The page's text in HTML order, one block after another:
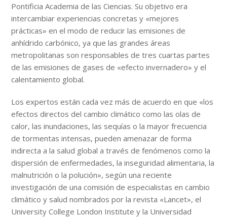
Pontificia Academia de las Ciencias. Su objetivo era
intercambiar experiencias concretas y «mejores
prácticas» en el modo de reducir las emisiones de
anhídrido carbónico, ya que las grandes áreas
metropolitanas son responsables de tres cuartas partes
de las emisiones de gases de «efecto invernadero» y el
calentamiento global.
Los expertos están cada vez más de acuerdo en que «los
efectos directos del cambio climático como las olas de
calor, las inundaciones, las sequías o la mayor frecuencia
de tormentas intensas, pueden amenazar de forma
indirecta a la salud global a través de fenómenos como la
dispersión de enfermedades, la inseguridad alimentaria, la
malnutrición o la polución», según una reciente
investigación de una comisión de especialistas en cambio
climático y salud nombrados por la revista «Lancet», el
University College London Institute y la Universidad